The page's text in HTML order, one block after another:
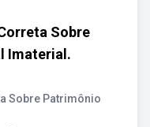
Sobre
Imaterial.
Sobre Patrimônio